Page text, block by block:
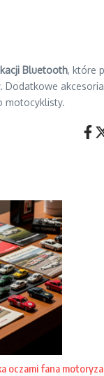
Bluetooth, które
Dodatkowe
motocyklisty.
oczami fana